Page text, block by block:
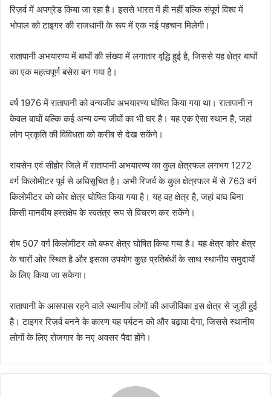
रिज़र्व में अपग्रेड किया जा रहा है। इससे भारत में ही नहीं बल्कि संपूर्ण विश्व में
भोपाल को टाइगर की राजधानी के रूप में एक नई पहचान मिलेगी।
रातापानी अभयारण्‍य में बाघों की संख्या में लगातार वृद्धि हुई है, जिससे यह क्षेत्र बाघों
का एक महत्वपूर्ण बसेरा बन गया है।
वर्ष 1976 में रातापानी को वन्यजीव अभयारण्य घोषित किया गया था। रातापानी न
केवल बाघों बल्कि कई अन्य वन्य जीवों का भी घर है। यह एक ऐसा स्थान है, जहां
लोग प्रकृति की विविधता को करीब से देख सकेंगे।
रायसेन एवं सीहोर जिले में रातापानी अभयारण्‍य का कुल क्षेत्रफल लगभग 1272
वर्ग किलोमीटर पूर्व से अधिसूचित है। अभी रिजर्व के कुल क्षेत्रफल में से 763 वर्ग
किलोमीटर को कोर क्षेत्र घोषित किया गया है। यह वह क्षेत्र है, जहां बाघ बिना
किसी मानवीय हस्तक्षेप के स्वतंत्र रूप से विचरण कर सकेंगे।
शेष 507 वर्ग किलोमीटर को बफर क्षेत्र घोषित किया गया है। यह क्षेत्र कोर क्षेत्र
के चारों ओर स्थित है और इसका उपयोग कुछ प्रतिबंधों के साथ स्थानीय समुदायों
के लिए किया जा सकेगा।
रातापानी के आसपास रहने वाले स्थानीय लोगों की आजीविका इस क्षेत्र से जुड़ी हुई
है। टाइगर रिज़र्व बनने के कारण यह पर्यटन को और बढ़ावा देगा, जिससे स्थानीय
लोगों के लिए रोजगार के नए अवसर पैदा होंगे।